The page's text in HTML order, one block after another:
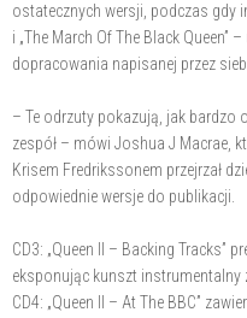
ostatecznych wersji, podczas gdy
i „The March Of The Black Queen”
dopracowania napisanej przez
– Te odrzuty pokazują, jak bardzo
zespół – mówi Joshua J Macrae,
Krisem Fredrikssonem przejrzał
odpowiednie wersje do publikacji.
CD3: „Queen II – Backing Tracks”
eksponując kunszt instrumentalny
CD4: „Queen II – At The BBC”